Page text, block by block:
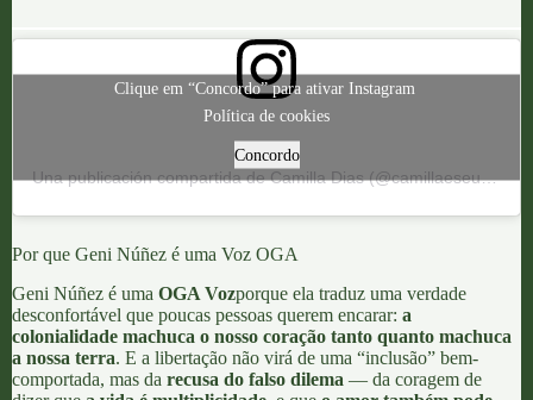
Una publicación compartida de Camilla Dias (@camillaeseuslivros)
Clique em “Concordo” para ativar Instagram
Política de cookies
Concordo
Por que Geni Núñez é uma Voz OGA
Geni Núñez é uma OGA Vozporque ela traduz uma verdade
desconfortável que poucas pessoas querem encarar: a
colonialidade machuca o nosso coração tanto quanto machuca
a nossa terra. E a libertação não virá de uma “inclusão” bem-
comportada, mas da recusa do falso dilema — da coragem de